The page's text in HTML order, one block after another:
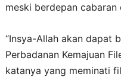
meski berdepan
“Insya-Allah akan dapat
Perbadanan Kemajuan
katanya yang meminati